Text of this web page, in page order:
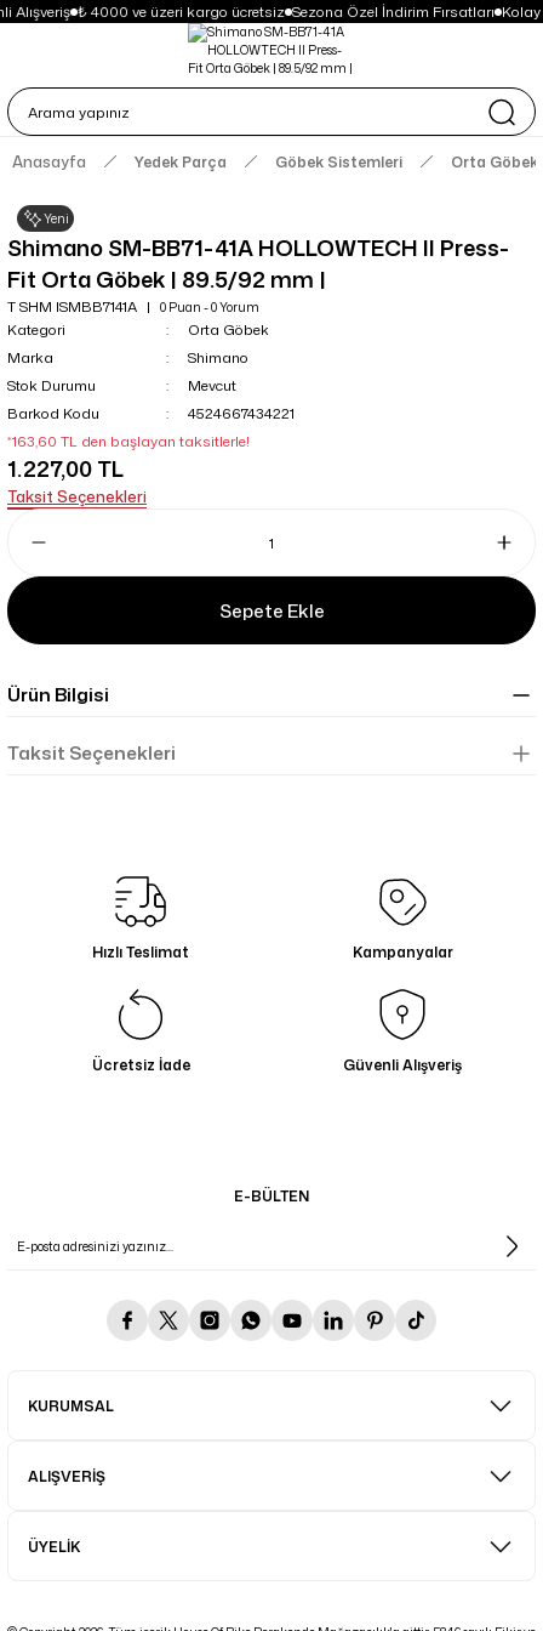
Alışveriş ₺ 4000 ve üzeri kargo ücretsiz Sezona Özel İndirim Fırsatları Kolay
Anasayfa Yedek Parça Göbek Sistemleri Orta Göbek
Yeni
Shimano SM-BB71-41A HOLLOWTECH II Press-
Fit Orta Göbek | 89.5/92 mm |
T SHM ISMBB7141A 0 Puan - 0 Yorum
Kategori
Orta Göbek
Marka
Shimano
Stok Durumu
Mevcut
Barkod Kodu
4524667434221
*163,60 TL den başlayan taksitlerle!
1.227,00 TL
Taksit Seçenekleri
Sepete Ekle
Ürün Bilgisi
Taksit Seçenekleri
Hızlı Teslimat Kampanyalar
Ücretsiz İade Güvenli Alışveriş
E-BÜLTEN
KURUMSAL
ALIŞVERİŞ
ÜYELİK